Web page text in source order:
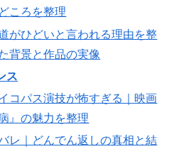
ころを整理
がひどいと言われる理由を整
背景と作品の実像
ス
コパス演技が怖すぎる｜映画
』の魅力を整理
レ｜どんでん返しの真相と結